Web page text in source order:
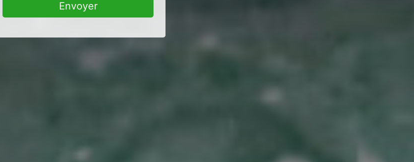
Envoyer